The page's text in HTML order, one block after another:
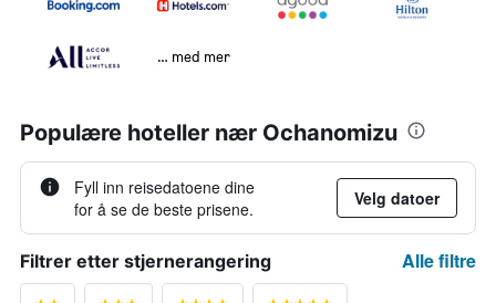
… med mer
Populære hoteller nær Ochanomizu
Fyll inn reisedatoene dine
for å se de beste prisene.
Velg datoer
Filtrer etter stjernerangering Alle filtre